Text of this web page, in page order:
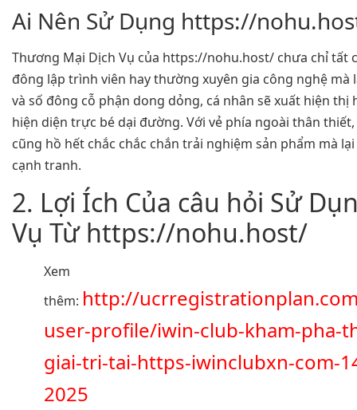
Ai Nên Sử Dụng https://
Thương Mại Dịch Vụ của https://nohu.host/ chưa chỉ tất
đông lập trình viên hay thường xuyên gia công nghệ mà
và số đông cỗ phận dong dỏng, cá nhân sẽ xuất hiện thị
hiện diện trực bé dại đường. Với vẻ phía ngoài thân thiết,
cũng hồ hết chắc chắc chắn trải nghiệm sản phẩm mà
cạnh tranh.
2. Lợi Ích Của câu hỏi Sử
Vụ Từ https://nohu.host/
Xem
thêm: http://
user-profile/iwin-club-kham-pha-
giai-tri-tai-https-iwinclubxn-com-
2025